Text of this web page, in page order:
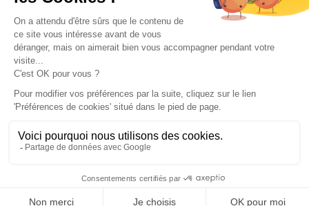
© 2026 | Cité des Arts | Tous droits réservés